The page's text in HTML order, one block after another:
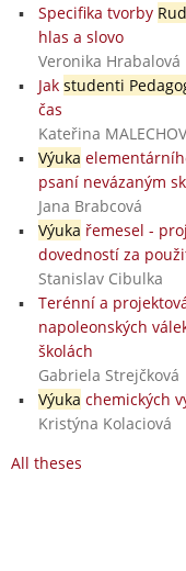
Specifika tvorby
hlas a slovo
Veronika Hrabalová
Jak studenti
čas
Kateřina
Výuka
psaní nevázaným
Jana Brabcová
Výuka řemesel -
dovedností za
Stanislav Cibulka
Terénní a
napoleonských
školách
Gabriela Strejčková
Výuka chemických
Kristýna Kolaciová
All theses